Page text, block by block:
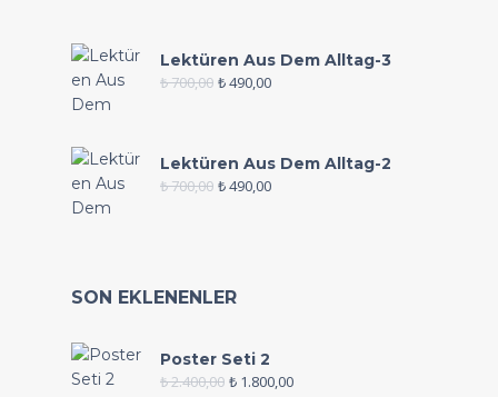
Lektüren Aus Dem Alltag-3
₺700,00 ₺490,00
Lektüren Aus Dem Alltag-2
₺700,00 ₺490,00
SON EKLENENLER
Poster Seti 2
₺2.400,00 ₺ 1.800,00